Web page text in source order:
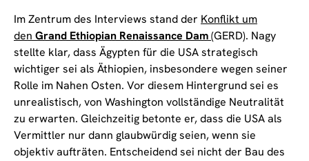
Im Zentrum des Interviews stand der Konflikt um
den Grand Ethiopian Renaissance Dam(GERD). Nagy
stellte klar, dass Ägypten für die USA strategisch
wichtiger sei als Äthiopien, insbesondere wegen seiner
Rolle im Nahen Osten. Vor diesem Hintergrund sei es
unrealistisch, von Washington vollständige Neutralität
zu erwarten. Gleichzeitig betonte er, dass die USA als
Vermittler nur dann glaubwürdig seien, wenn sie
objektiv aufträten. Entscheidend sei nicht der Bau des